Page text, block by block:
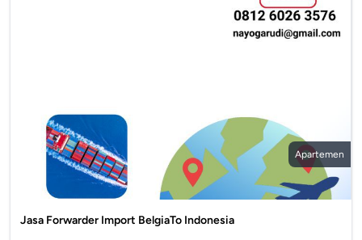
Apartemen
Jasa Forwarder Import BelgiaTo Indonesia